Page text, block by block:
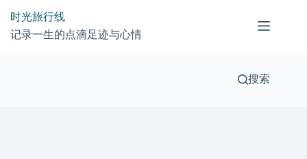
时光旅行线
记录一生的点滴足迹与心情
搜索